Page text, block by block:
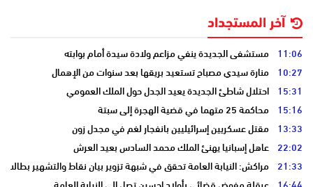
آخر المستجداد
11:06 مستشفى الجديدة ينفي مزاعم ولادة سيدة أمام بوابته
10:27 منارة سيدي مصباح تستعيد بريقها بعد سنوات من الإهمال
15:31 احتلال شاطئ الجديدة يعيد الجدل حول الملك العمومي
15:16 محاكمة 25 متهما في قضية الهجرة إلى سبتة
13:33 مقتل عسكريين إسرائيليين بانفجار لغم في مجدل زون
22:02 عاهل إسبانيا يهنئ الملك محمد السادس بعيد العرش
21:33 مراكش: النيابة العامة تحقق في شبهة تزوير بيان نقاط والتشهير بطالب